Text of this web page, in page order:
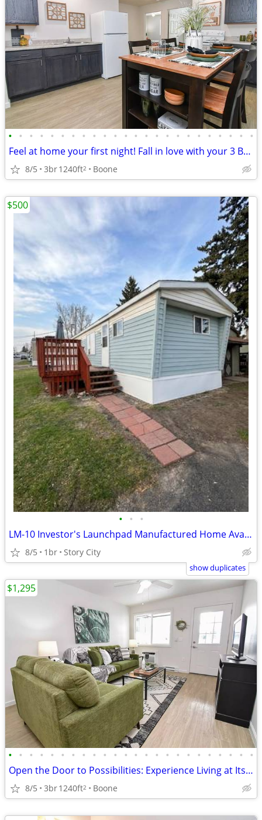
• • • • • • • • • • • • • • • • • • • • • • • •
Feel at home your first night! Fall in love with your 3 BR / 2 BA!
8/5 3br1240ft2 Boone
• • •
LM-10 Investor's Launchpad Manufactured Home Available for Sale!!
8/5 1br Story City
$500
show duplicates
• • • • • • • • • • • • • • • • • • • • • • • •
Open the Door to Possibilities: Experience Living at Its Very Best!
8/5 3br1240ft2 Boone
$1,295